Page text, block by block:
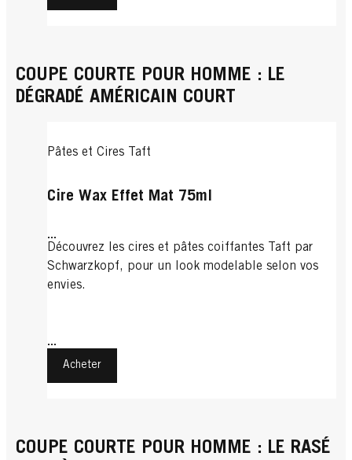
COUPE COURTE POUR HOMME : LE
DÉGRADÉ AMÉRICAIN COURT
Pâtes et Cires Taft
Cire Wax Effet Mat 75ml
...
Découvrez les cires et pâtes coiffantes Taft par
Schwarzkopf, pour un look modelable selon vos
envies.
...
Acheter
COUPE COURTE POUR HOMME : LE RASÉ